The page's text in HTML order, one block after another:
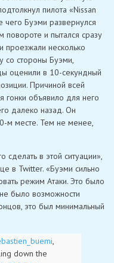
пилота «Nissan
чего Буэми развернулся
повороте и пытался сразу
проезжали несколько
со стороны Буэми,
оценили в 10-секундный
Причиной всей
объявило для него
далеко назад. Он
м месте. Тем не менее,
в этой ситуации»,
в Twitter. «Буэми сильно
режим Атаки. Это было
было возможности
это был минимальный
,
down the